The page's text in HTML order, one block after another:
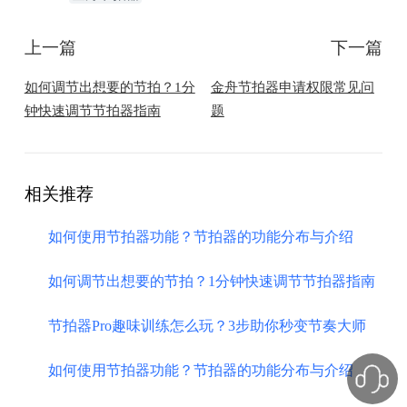
上一篇
如何调节出想要的节拍？1分
钟快速调节节拍器指南
下一篇
金舟节拍器申请权限常见问
题
相关推荐
如何使用节拍器功能？节拍器的功能分布与介绍
如何调节出想要的节拍？1分钟快速调节节拍器指南
节拍器Pro趣味训练怎么玩？3步助你秒变节奏大师
如何使用节拍器功能？节拍器的功能分布与介绍